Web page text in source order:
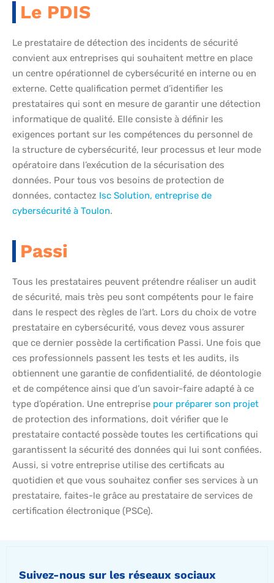
Le PDIS
Le prestataire de détection des incidents de sécurité
convient aux entreprises qui souhaitent mettre en place
un centre opérationnel de cybersécurité en interne ou en
externe. Cette qualification permet d’identifier les
prestataires qui sont en mesure de garantir une détection
informatique de qualité. Elle consiste à définir les
exigences portant sur les compétences du personnel de
la structure de cybersécurité, leur processus et leur mode
opératoire dans l’exécution de la sécurisation des
données. Pour tous vos besoins de protection de
données, contactez Isc Solution, entreprise de
cybersécurité à Toulon.
Passi
Tous les prestataires peuvent prétendre réaliser un audit
de sécurité, mais très peu sont compétents pour le faire
dans le respect des règles de l’art. Lors du choix de votre
prestataire en cybersécurité, vous devez vous assurer
que ce dernier possède la certification Passi. Une fois que
ces professionnels passent les tests et les audits, ils
obtiennent une garantie de confidentialité, de déontologie
et de compétence ainsi que d’un savoir-faire adapté à ce
type d’opération. Une entreprise pour préparer son projet
de protection des informations, doit vérifier que le
prestataire contacté possède toutes les certifications qui
garantissent la sécurité des données qui lui sont confiées.
Aussi, si votre entreprise utilise des certificats au
quotidien et que vous souhaitez confier ses services à un
prestataire, faites-le grâce au prestataire de services de
certification électronique (PSCe).
Suivez-nous sur les réseaux sociaux